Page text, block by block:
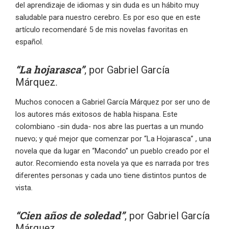
del aprendizaje de idiomas y sin duda es un hábito muy
saludable para nuestro cerebro. Es por eso que en este
artículo recomendaré 5 de mis novelas favoritas en
español.
“La hojarasca”, por Gabriel García
Márquez.
Muchos conocen a Gabriel García Márquez por ser uno de
los autores más exitosos de habla hispana. Este
colombiano -sin duda- nos abre las puertas a un mundo
nuevo; y qué mejor que comenzar por “La Hojarasca” , una
novela que da lugar en “Macondo” un pueblo creado por el
autor. Recomiendo esta novela ya que es narrada por tres
diferentes personas y cada uno tiene distintos puntos de
vista.
“Cien años de soledad”, por Gabriel García